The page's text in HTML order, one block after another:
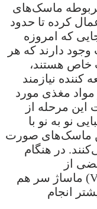
ماسک‌های
کرده تا حدود
آنجایی که امروزه
دارند که هر
هستند،
کننده نیازمند
مغذی مورد
این مرحله از
نو به نو با
ماسک‌های صورت
در هنگام
از
مراقبت‌های پوستی وی آی پی (VIP) ماساژ سر هم
انجام